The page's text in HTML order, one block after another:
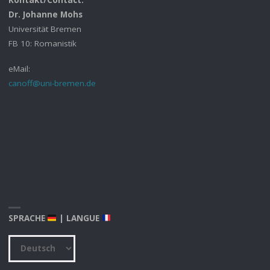
Dr. Johanne Mohs
Universität Bremen
FB 10: Romanistik
eMail:
canoff@uni-bremen.de
SPRACHE | LANGUE